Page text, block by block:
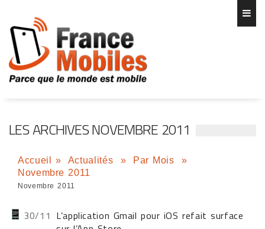
LES ARCHIVES NOVEMBRE 2011
Accueil » Actualités » Par Mois
»
Novembre 2011
Novembre 2011
30/11 L’application Gmail pour iOS refait surface